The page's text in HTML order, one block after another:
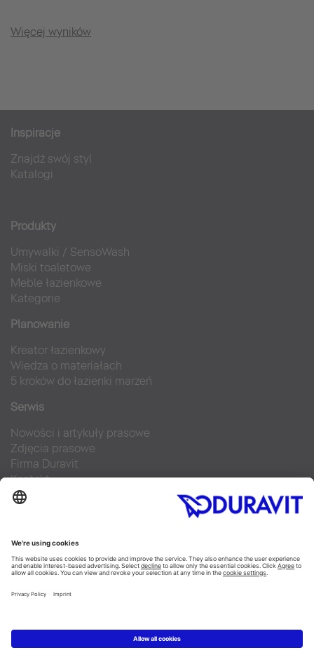
Więcej wyników
Inspiracje
Znajdź swój styl
Katalogi
Produkty
Umywalki / SensoWash
Miski toaletowe
Meble łazienkowe
Kategorie
Planowanie
Kreator łazienkowy
Wiedza o materiałach
5 kroków do łazienki marzeń
Serwis
Nowości i artykuły prasowe
Zdjęcia prasowe
Firma Duravit
Kontakt
Najczęściej zadawane pytania
Facebook
Instagram
Pinterest
Blog
Flickr